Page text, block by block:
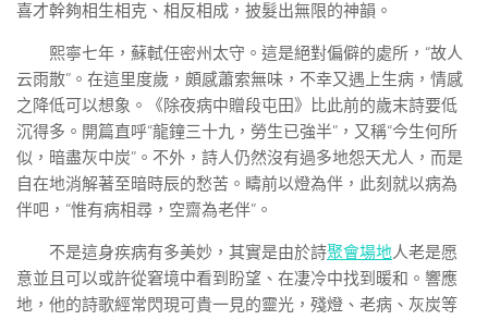
喜才幹夠相生相克、相反相成，披髮出無限的神韻。
熙寧七年，蘇軾任密州太守。這是絕對偏僻的處所，“故人
云雨散”。在這里度歲，頗感蕭索無味，不幸又遇上生病，情感
之降低可以想象。《除夜病中贈段屯田》比此前的歲末詩要低
沉得多。開篇直呼“龍鐘三十九，勞生已強半”，又稱“今生何所
似，暗盡灰中炭”。不外，詩人仍然沒有過多地怨天尤人，而是
自在地消解著至暗時辰的愁苦。疇前以燈為伴，此刻就以病為
伴吧，“惟有病相尋，空齋為老伴”。
不是這身疾病有多美妙，其實是由於詩聚會場地人老是愿
意並且可以或許從窘境中看到盼望、在凄冷中找到暖和。響應
地，他的詩歌經常閃現可貴一見的靈光，殘燈、老病、灰炭等